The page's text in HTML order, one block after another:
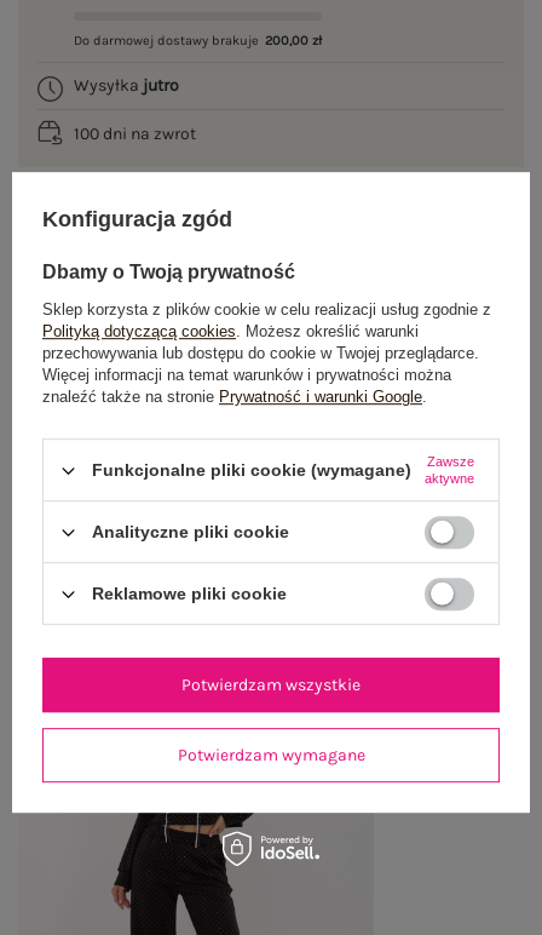
Do darmowej dostawy brakuje 200,00 zł
Wysyłka jutro
100 dni na zwrot
GŁÓWNE PARAMETRY
OPINIE O PRODUKCIE (0)
ZWROTY I REKLAMACJE
OSTATNIO OGLĄDANE
Zobacz wszystko
Konfiguracja zgód
Dbamy o Twoją prywatność
Sklep korzysta z plików cookie w celu realizacji usług zgodnie z
Polityką dotyczącą cookies. Możesz określić warunki
przechowywania lub dostępu do cookie w Twojej przeglądarce.
Więcej informacji na temat warunków i prywatności można
znaleźć także na stronie Prywatność i warunki Google.
Funkcjonalne pliki cookie (wymagane)
Zawsze
aktywne
Analityczne pliki cookie
Reklamowe pliki cookie
Potwierdzam wymagane
Potwierdzam wszystkie